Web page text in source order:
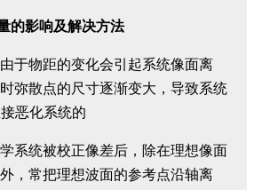
的影响及解决方法
于物距的变化会引起系统像面离
弥散点的尺寸逐渐变大，导致系统
恶化系统的
系统被校正像差后，除在理想像面
，常把理想波面的参考点沿轴离